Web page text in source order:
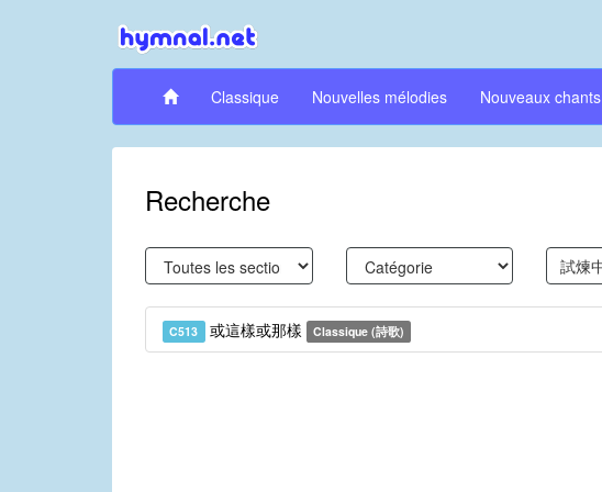
Classique Nouvelles mélodies Nouveaux chants
Recherche
C513 或這樣或那樣 Classique (詩歌)